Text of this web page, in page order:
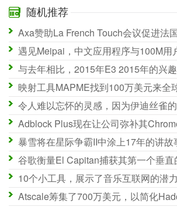
随机推荐
与去年相比，2015年E3 2015年的兴
映射工具MAPME找到100万美元来全
令人难以忘怀的灵感，因为伊迪丝雀
Adblock Plus现在让公司弥补其
暴雪将在星际争霸II中涂上17年的讲
谷歌衡量El Capitan捕获其第一个垂
10个小工具，展示了音乐互联网的潜力
Atscale筹集了700万美元，以简化